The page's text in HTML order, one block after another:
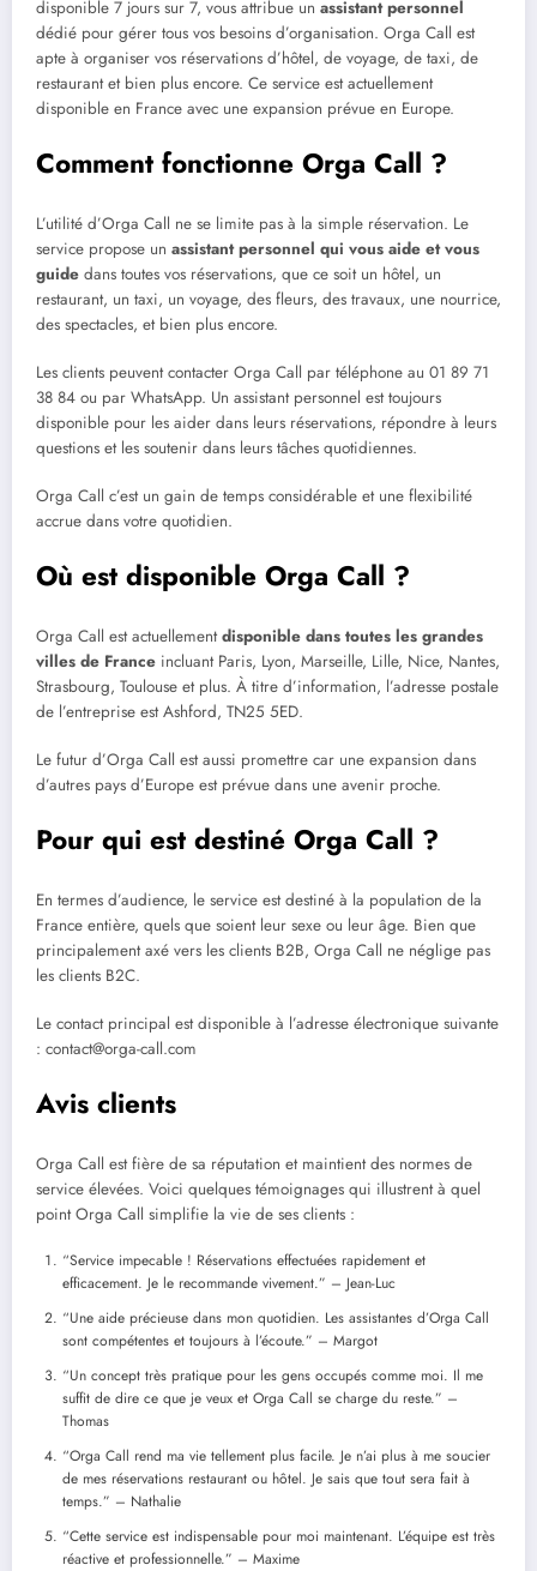
disponible 7 jours sur 7, vous attribue un assistant personnel
dédié pour gérer tous vos besoins d’organisation. Orga Call est
apte à organiser vos réservations d’hôtel, de voyage, de taxi, de
restaurant et bien plus encore. Ce service est actuellement
disponible en France avec une expansion prévue en Europe.
Comment fonctionne Orga Call ?
L’utilité d’Orga Call ne se limite pas à la simple réservation. Le
service propose un assistant personnel qui vous aide et vous
guide dans toutes vos réservations, que ce soit un hôtel, un
restaurant, un taxi, un voyage, des fleurs, des travaux, une nourrice,
des spectacles, et bien plus encore.
Les clients peuvent contacter Orga Call par téléphone au 01 89 71
38 84 ou par WhatsApp. Un assistant personnel est toujours
disponible pour les aider dans leurs réservations, répondre à leurs
questions et les soutenir dans leurs tâches quotidiennes.
Orga Call c’est un gain de temps considérable et une flexibilité
accrue dans votre quotidien.
Où est disponible Orga Call ?
Orga Call est actuellementdisponible dans toutes les grandes
villes de France incluant Paris, Lyon, Marseille, Lille, Nice, Nantes,
Strasbourg, Toulouse et plus. À titre d’information, l’adresse postale
de l’entreprise est Ashford, TN25 5ED.
Le futur d’Orga Call est aussi promettre car une expansion dans
d’autres pays d’Europe est prévue dans une avenir proche.
Pour qui est destiné Orga Call ?
En termes d’audience, le service est destiné à la population de la
France entière, quels que soient leur sexe ou leur âge. Bien que
principalement axé vers les clients B2B, Orga Call ne néglige pas
les clients B2C.
Le contact principal est disponible à l’adresse électronique suivante
: contact@orga-call.com
Avis clients
Orga Call est fière de sa réputation et maintient des normes de
service élevées. Voici quelques témoignages qui illustrent à quel
point Orga Call simplifie la vie de ses clients :
“Service impecable ! Réservations effectuées rapidement et
efficacement. Je le recommande vivement.” – Jean-Luc
“Une aide précieuse dans mon quotidien. Les assistantes d’Orga Call
sont compétentes et toujours à l’écoute.” – Margot
“Un concept très pratique pour les gens occupés comme moi. Il me
suffit de dire ce que je veux et Orga Call se charge du reste.” –
Thomas
“Orga Call rend ma vie tellement plus facile. Je n’ai plus à me soucier
de mes réservations restaurant ou hôtel. Je sais que tout sera fait à
temps.” – Nathalie
“Cette service est indispensable pour moi maintenant. L’équipe est très
réactive et professionnelle.” – Maxime